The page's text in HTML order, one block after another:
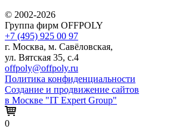
© 2002-2026
Группа фирм OFFPOLY
+7 (495) 925 00 97
г. Москва, м. Савёловская,
ул. Вятская 35, с.4
offpoly@offpoly.ru
Политика конфиденциальности
Создание и продвижение сайтов
в Москве "IT Expert Group"
0